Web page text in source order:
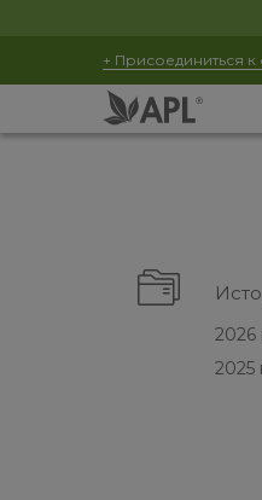
+ Присоединиться
2026
2025